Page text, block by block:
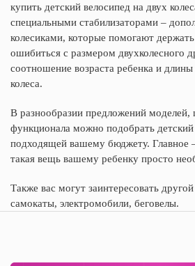
купить детский велосипед на двух
специальными стабилизаторами –
колесиками, которые помогают
ошибиться с размером двухколесного
соотношение возраста ребенка и
колеса.
В разнообразии предложений моделей,
функционала можно подобрать детский
подходящей вашему бюджету. Главное
такая вещь вашему ребенку просто
Также вас могут заинтересовать другой
самокаты, электромобили, беговелы.